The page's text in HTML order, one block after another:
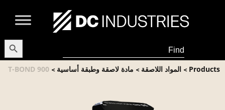
Search
for:
Button
Products
> المواد اللاصقة> مادة لاصقة وطبقة أساسية>
T-BOND 900